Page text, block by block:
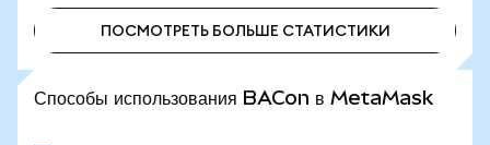
ПОСМОТРЕТЬ БОЛЬШЕ СТАТИСТИКИ
Способы использования BACon в MetaMask